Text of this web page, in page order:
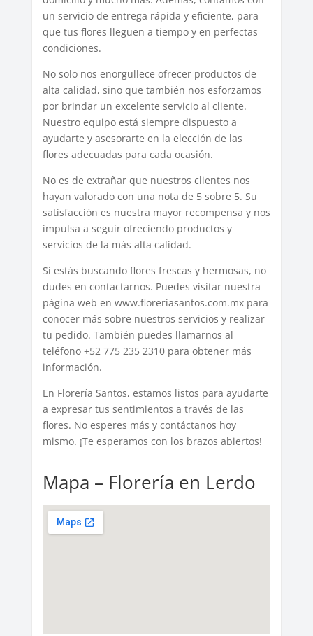
un servicio de entrega rápida y eficiente, para
que tus flores lleguen a tiempo y en perfectas
condiciones.
No solo nos enorgullece ofrecer productos de
alta calidad, sino que también nos esforzamos
por brindar un excelente servicio al cliente.
Nuestro equipo está siempre dispuesto a
ayudarte y asesorarte en la elección de las
flores adecuadas para cada ocasión.
No es de extrañar que nuestros clientes nos
hayan valorado con una nota de 5 sobre 5. Su
satisfacción es nuestra mayor recompensa y nos
impulsa a seguir ofreciendo productos y
servicios de la más alta calidad.
Si estás buscando flores frescas y hermosas, no
dudes en contactarnos. Puedes visitar nuestra
página web en www.floreriasantos.com.mx para
conocer más sobre nuestros servicios y realizar
tu pedido. También puedes llamarnos al
teléfono +52 775 235 2310 para obtener más
información.
En Florería Santos, estamos listos para ayudarte
a expresar tus sentimientos a través de las
flores. No esperes más y contáctanos hoy
mismo. ¡Te esperamos con los brazos abiertos!
Mapa – Florería en Lerdo